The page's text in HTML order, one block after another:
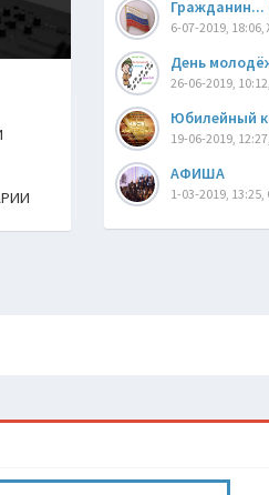
Гражданин...
6-07-2019,
День
26-06-2019,
Юбилейный
19-06-2019,
АФИША
1-03-2019,